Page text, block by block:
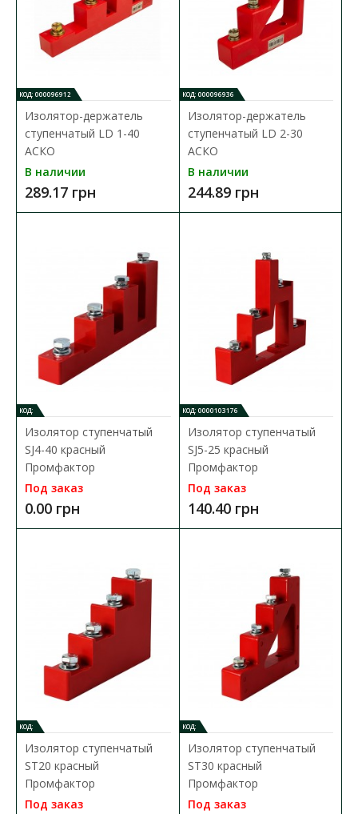
В сравнения
В закладки
Изолятор-держатель SM 30 АСКО
Доступность:
Изолятор силовой шины SM Аско предназначен для крепления
силовых шин внутри шкафов и сборок с целью ..
КОД: 000096912
Изолятор-держатель
ступенчатый LD 1-40
АСКО
В наличии
289.17 грн
КОД: 000096936
Изолятор-держатель
ступенчатый LD 2-30
АСКО
В наличии
244.89 грн
КОД:
Изолятор ступенчатый
SJ4-40 красный
Промфактор
Под заказ
0.00 грн
КОД: 0000103176
Изолятор ступенчатый
SJ5-25 красный
Промфактор
Под заказ
140.40 грн
КОД:
Изолятор ступенчатый
ST20 красный
Промфактор
Под заказ
КОД:
Изолятор ступенчатый
ST30 красный
Промфактор
Под заказ